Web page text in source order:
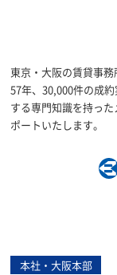
東京・大阪の賃貸事
57年、30,000件の成
する専門知識を持っ
ポートいたします。
本社・大阪本部